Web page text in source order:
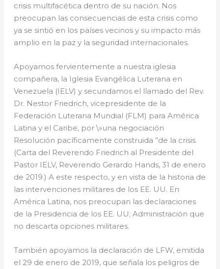
crisis multifacética dentro de su nación. Nos
preocupan las consecuencias de esta crisis como
ya se sintió en los países vecinos y su impacto más
amplio en la paz y la seguridad internacionales.
Apoyamos fervientemente a nuestra iglesia
compañera, la Iglesia Evangélica Luterana en
Venezuela (IELV) y secundamos el llamado del Rev.
Dr. Nestor Friedrich, vicepresidente de la
Federación Luterana Mundial (FLM) para América
Latina y el Caribe, por \»una negociación
Resolución pacíficamente construida ”de la crisis.
(Carta del Reverendo Friedrich al Presidente del
Pastor IELV, Reverendo Gerardo Hands, 31 de enero
de 2019.) A este respecto, y en vista de la historia de
las intervenciones militares de los EE. UU. En
América Latina, nos preocupan las declaraciones
de la Presidencia de los EE. UU; Administración que
no descarta opciones militares.
También apoyamos la declaración de LFW, emitida
el 29 de enero de 2019, que señala los peligros de